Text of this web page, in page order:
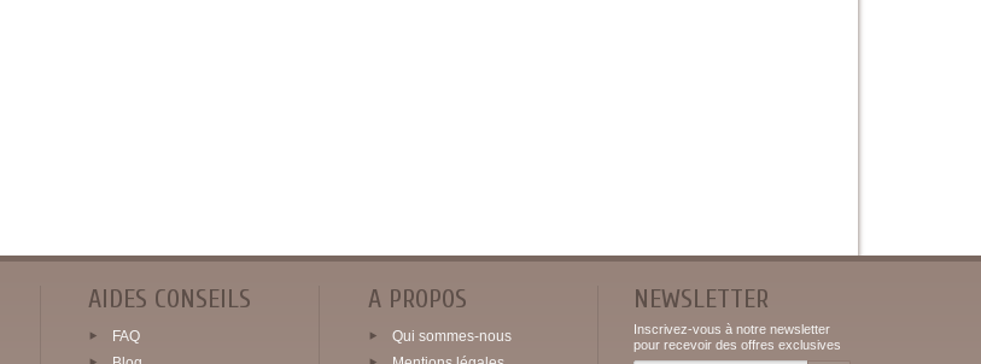
AIDES CONSEILS
FAQ
A PROPOS
Qui sommes-nous
NEWSLETTER
Inscrivez-vous à notre newsletter
pour recevoir des offres exclusives